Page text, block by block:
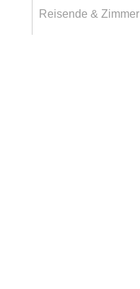
Reisende & Zimmer